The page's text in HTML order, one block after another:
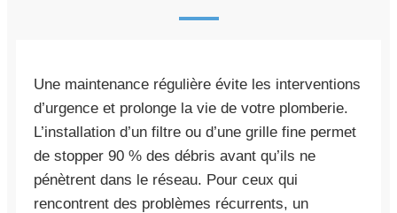
Une maintenance régulière évite les interventions
d’urgence et prolonge la vie de votre plomberie.
L’installation d’un filtre ou d’une grille fine permet
de stopper 90 % des débris avant qu’ils ne
pénètrent dans le réseau. Pour ceux qui
rencontrent des problèmes récurrents, un